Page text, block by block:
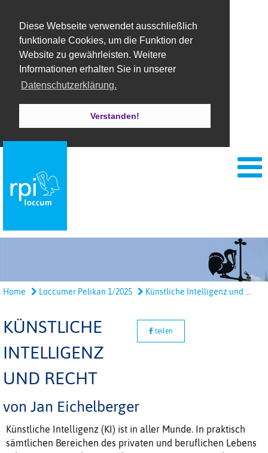
Diese Webseite verwendet ausschließlich
funktionale Cookies, um die Funktion der
Website zu gewährleisten. Weitere
Informationen erhalten Sie in unserer
Datenschutzerklärung.
Verstanden!
Home Loccumer Pelikan 1/2025 Künstliche Intelligenz und ...
KÜNSTLICHE
INTELLIGENZ
UND RECHT
teilen
von Jan Eichelberger
Künstliche Intelligenz (KI) ist in aller Munde. In praktisch
sämtlichen Bereichen des privaten und beruflichen Lebens